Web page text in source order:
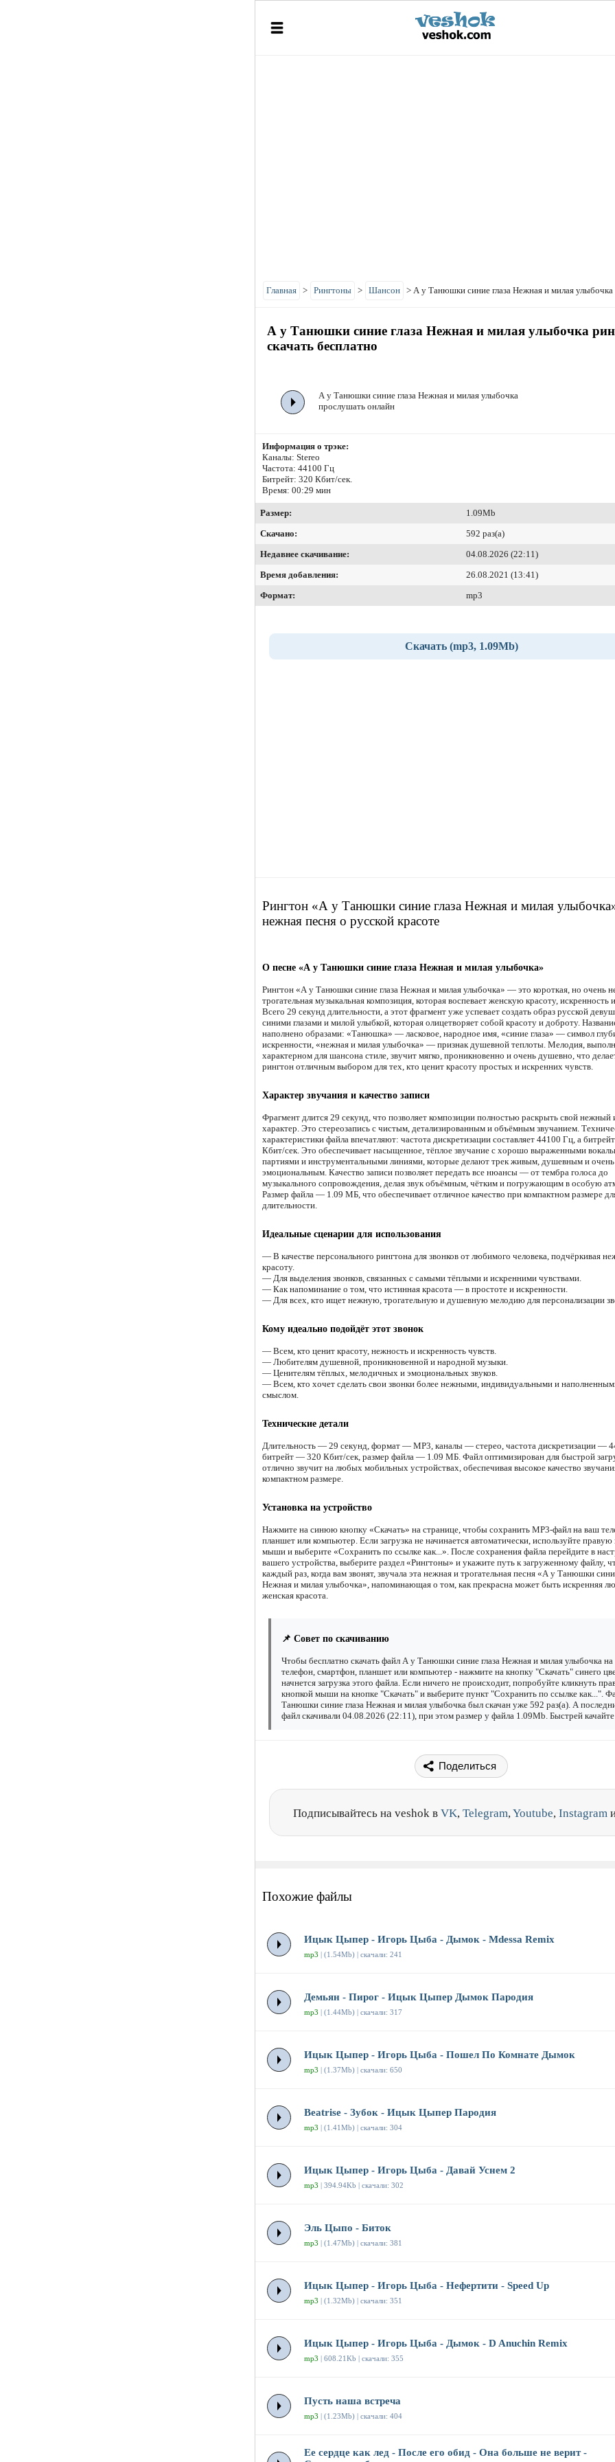
Главная > Рингтоны > Шансон > А у Танюшки синие глаза Нежная и милая улыбочка
А у Танюшки синие глаза Нежная и милая улыбочка
скачать бесплатно
А у Танюшки синие глаза Нежная и милая улыбочка
прослушать онлайн
Информация о трэке:
Каналы: Stereo
Частота: 44100 Гц
Битрейт: 320 Кбит/сек.
Время: 00:29 мин
Размер:
1.09Mb
Скачано:
592 раз(а)
Недавнее скачивание:
04.08.2026 (22:11)
Время добавления:
26.08.2021 (13:41)
Формат:
mp3
Скачать (mp3, 1.09Mb)
Рингтон «А у Танюшки синие глаза Нежная и милая
нежная песня о русской красоте
О песне «А у Танюшки синие глаза Нежная и милая улыбочка»
Рингтон «А у Танюшки синие глаза Нежная и милая улыбочка» — это короткая, но очень
трогательная музыкальная композиция, которая воспевает женскую красоту, искренность
Всего 29 секунд длительности, а этот фрагмент уже успевает создать образ русской
синими глазами и милой улыбкой, которая олицетворяет собой красоту и доброту.
наполнено образами: «Танюшка» — ласковое, народное имя, «синие глаза» — символ
искренности, «нежная и милая улыбочка» — признак душевной теплоты. Мелодия,
характерном для шансона стиле, звучит мягко, проникновенно и очень душевно, что
рингтон отличным выбором для тех, кто ценит красоту простых и искренних чувств.
Характер звучания и качество записи
Фрагмент длится 29 секунд, что позволяет композиции полностью раскрыть свой
характер. Это стереозапись с чистым, детализированным и объёмным звучанием.
характеристики файла впечатляют: частота дискретизации составляет 44100 Гц, а
Кбит/сек. Это обеспечивает насыщенное, тёплое звучание с хорошо выраженными
партиями и инструментальными линиями, которые делают трек живым, душевным и очень
эмоциональным. Качество записи позволяет передать все нюансы — от тембра голоса до
музыкального сопровождения, делая звук объёмным, чётким и погружающим в особую
Размер файла — 1.09 МБ, что обеспечивает отличное качество при компактном размере
длительности.
Идеальные сценарии для использования
— В качестве персонального рингтона для звонков от любимого человека, подчёркивая
красоту.
— Для выделения звонков, связанных с самыми тёплыми и искренними чувствами.
— Как напоминание о том, что истинная красота — в простоте и искренности.
— Для всех, кто ищет нежную, трогательную и душевную мелодию для персонализации
Кому идеально подойдёт этот звонок
— Всем, кто ценит красоту, нежность и искренность чувств.
— Любителям душевной, проникновенной и народной музыки.
— Ценителям тёплых, мелодичных и эмоциональных звуков.
— Всем, кто хочет сделать свои звонки более нежными, индивидуальными и
смыслом.
Технические детали
Длительность — 29 секунд, формат — MP3, каналы — стерео, частота дискретизации —
битрейт — 320 Кбит/сек, размер файла — 1.09 МБ. Файл оптимизирован для быстрой
отлично звучит на любых мобильных устройствах, обеспечивая высокое качество
компактном размере.
Установка на устройство
Нажмите на синюю кнопку «Скачать» на странице, чтобы сохранить MP3-файл на ваш
планшет или компьютер. Если загрузка не начинается автоматически, используйте правую
мыши и выберите «Сохранить по ссылке как...». После сохранения файла перейдите в
вашего устройства, выберите раздел «Рингтоны» и укажите путь к загруженному файлу,
каждый раз, когда вам звонят, звучала эта нежная и трогательная песня «А у Танюшки
Нежная и милая улыбочка», напоминающая о том, как прекрасна может быть искренняя
женская красота.
📌 Совет по скачиванию
Чтобы бесплатно скачать файл А у Танюшки синие глаза Нежная и милая улыбочка на
телефон, смартфон, планшет или компьютер - нажмите на кнопку "Скачать" синего
начнется загрузка этого файла. Если ничего не происходит, попробуйте кликнуть
кнопкой мыши на кнопке "Скачать" и выберите пункт "Сохранить по ссылке как...".
Танюшки синие глаза Нежная и милая улыбочка был скачан уже 592 раз(а). А
файл скачивали 04.08.2026 (22:11), при этом размер у файла 1.09Mb. Быстрей
Поделиться
Подписывайтесь на veshok в VK, Telegram,Youtube, Instagram
Похожие файлы
Ицык Цыпер - Игорь Цыба - Дымок - Mdessa Remix
mp3 | (1.54Mb) | скачали: 241
Демьян - Пирог - Ицык Цыпер Дымок Пародия
mp3 | (1.44Mb) | скачали: 317
Ицык Цыпер - Игорь Цыба - Пошел По Комнате Дымок
mp3 | (1.37Mb) | скачали: 650
Beatrise - Зубок - Ицык Цыпер Пародия
mp3 | (1.41Mb) | скачали: 304
Ицык Цыпер - Игорь Цыба - Давай Уснем 2
mp3 | 394.94Kb | скачали: 302
Эль Цыпо - Биток
mp3 | (1.47Mb) | скачали: 381
Ицык Цыпер - Игорь Цыба - Нефертити - Speed Up
mp3 | (1.32Mb) | скачали: 351
Ицык Цыпер - Игорь Цыба - Дымок - D Anuchin Remix
mp3 | 608.21Kb | скачали: 355
Пусть наша встреча
mp3 | (1.23Mb) | скачали: 404
Ее сердце как лед - После его обид - Она больше не верит -